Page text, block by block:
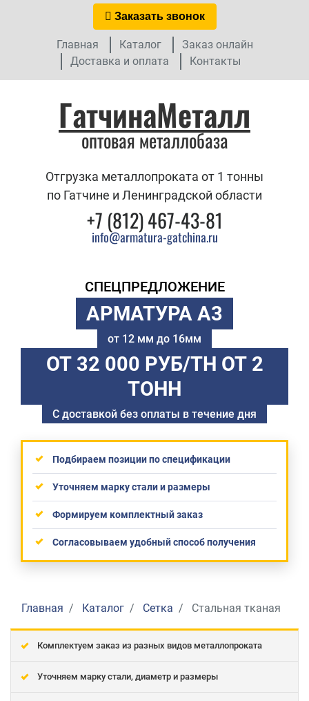
Заказать звонок
Главная Каталог
Заказ онлайн
Доставка и оплата
Контакты
ГатчинаМеталл
оптовая металлобаза
Отгрузка металлопроката от 1 тонны
по Гатчине и Ленинградской области
+7 (812) 467-43-81
info@armatura-gatchina.ru
СПЕЦПРЕДЛОЖЕНИЕ
АРМАТУРА А3
от 12 мм до 16мм
ОТ 32 000 РУБ/ТН ОТ 2
ТОНН
С доставкой без оплаты в течение дня
Подбираем позиции по спецификации
Уточняем марку стали и размеры
Формируем комплектный заказ
Согласовываем удобный способ получения
Главная Каталог Сетка Стальная тканая
Комплектуем заказ из разных видов металлопроката
Уточняем марку стали, диаметр и размеры